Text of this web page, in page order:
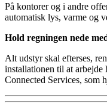
På kontorer og i andre
automatisk lys, varme og
Hold regningen nede
Alt udstyr skal efterses,
installationen til at
Connected Services, som